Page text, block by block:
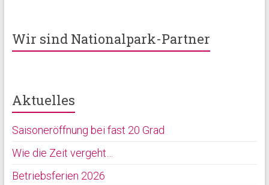
Wir sind Nationalpark-Partner
Aktuelles
Saisoneröffnung bei fast 20 Grad
Wie die Zeit vergeht…
Betriebsferien 2026